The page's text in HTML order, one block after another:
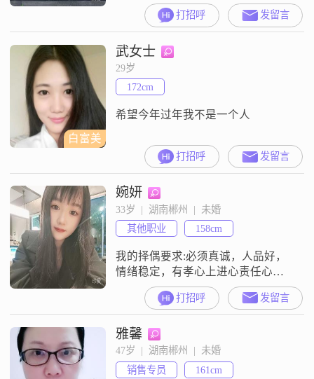
是155cm，学历是大专，目前的月收
入在3001到5000元之间##3002##性
格方面，大家都说我比较温柔体
贴，平时也是一个开朗爱笑的人
##3002##对于生活，我比较享受当
下，没什么太复杂的想法，追求的
就是简单幸福的日子##3002##我不
喜欢
打招呼 发留言
白富美
武女士
29岁
172cm
希望今年过年我不是一个人
打招呼 发留言
婉妍
33岁  |  湖南郴州  |  未婚
其他职业
158cm
我的择偶要求:必须真诚，人品好，
情绪稳定，有孝心上进心责任心，
三观正，不冷战，遇事会沟通，性
格大方，接受不了性格极端脾气暴
躁和妈宝男，邋遢和铁公鸡也不接
受，有狐臭的也不能接受，不闲
聊，以结婚为目的！达不到的勿
扰！！！
打招呼 发留言
雅馨
47岁  |  湖南郴州  |  未婚
销售专员
161cm